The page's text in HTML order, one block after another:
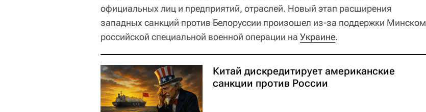
официальных лиц и предприятий, отраслей. Новый этап расширения
западных санкций против Белоруссии произошел из-за поддержки Минском
российской специальной военной операции на Украине.
Китай дискредитирует американские
санкции против России